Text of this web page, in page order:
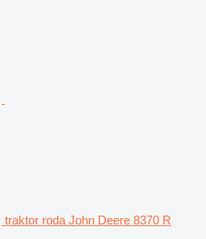
traktor roda John Deere 8370 R